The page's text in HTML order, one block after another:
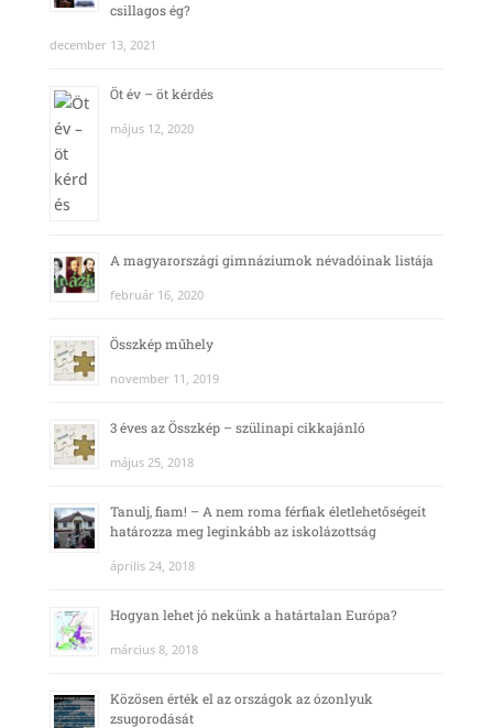
csillagos ég?
december 13, 2021
Öt év – öt kérdés
május 12, 2020
A magyarországi gimnáziumok névadóinak listája
február 16, 2020
Összkép műhely
november 11, 2019
3 éves az Összkép – szülinapi cikkajánló
május 25, 2018
Tanulj, fiam! – A nem roma férfiak életlehetőségeit
határozza meg leginkább az iskolázottság
április 24, 2018
Hogyan lehet jó nekünk a határtalan Európa?
március 8, 2018
Közösen érték el az országok az ózonlyuk
zsugorodását